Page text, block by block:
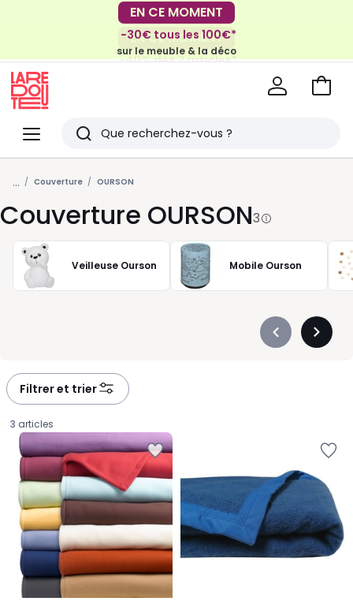
-30€ tous les 100€*
sur le meuble & la déco
EN CE MOMENT
-40% dès 2 articles*
Menu
Redoute
Rechercher
Derniers
articles
vus
Voir
... Couverture OURSON
Couverture OURSON3
Veilleuse Ourson Mobile Ourson
Précédent
Filtrer et trier
3 articles